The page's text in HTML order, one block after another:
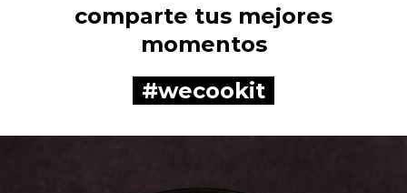
comparte tus mejores
momentos
#wecookit